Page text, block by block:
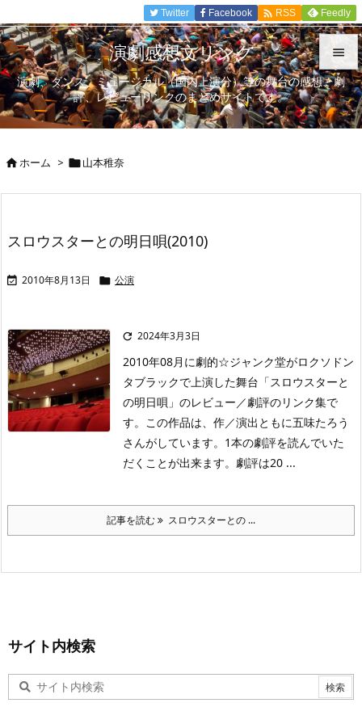


メニュ

Twitter Facebook  RSS Feedly
演劇感想文リンク
演劇、ダンス、ミュージカル（国内上演分）等の舞台の感想、劇
評、レビューリンクのまとめサイトです。
ホーム > 山本稚奈
スロウスターとの明日唄(2010)
 2010年8月13日  公演
 2024年3月3日
2010年08月に劇的☆ジャンク堂がロクソドン
タブラックで上演した舞台「スロウスターと
の明日唄」のレビュー／劇評のリンク集で
す。この作品は、作／演出ともに五味たろう
さんがしています。1本の劇評を読んでいた
だくことが出来ます。劇評は20 ...
記事を読む スロウスターとの ...
サイト内検索